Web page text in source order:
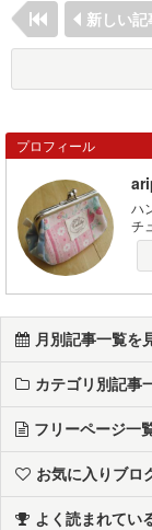
新しい記
プロフィール
ハ
チ
月別記事一覧を
カテゴリ別記事
フリーページ一
お気に入りブロ
よく読まれてい